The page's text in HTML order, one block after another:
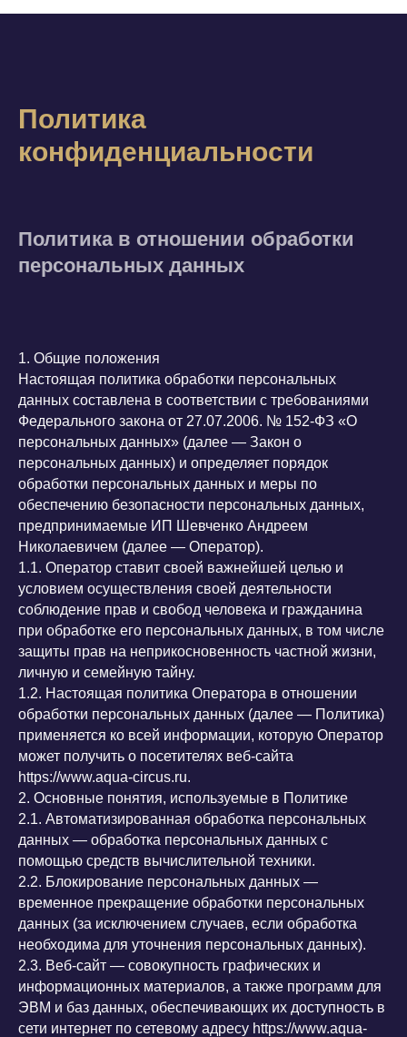
Политика
конфиденциальности
Политика в отношении обработки
персональных данных
1. Общие положения
Настоящая политика обработки персональных
данных составлена в соответствии с требованиями
Федерального закона от 27.07.2006. № 152-ФЗ «О
персональных данных» (далее — Закон о
персональных данных) и определяет порядок
обработки персональных данных и меры по
обеспечению безопасности персональных данных,
предпринимаемые ИП Шевченко Андреем
Николаевичем (далее — Оператор).
1.1. Оператор ставит своей важнейшей целью и
условием осуществления своей деятельности
соблюдение прав и свобод человека и гражданина
при обработке его персональных данных, в том числе
защиты прав на неприкосновенность частной жизни,
личную и семейную тайну.
1.2. Настоящая политика Оператора в отношении
обработки персональных данных (далее — Политика)
применяется ко всей информации, которую Оператор
может получить о посетителях веб-сайта
https://www.aqua-circus.ru.
2. Основные понятия, используемые в Политике
2.1. Автоматизированная обработка персональных
данных — обработка персональных данных с
помощью средств вычислительной техники.
2.2. Блокирование персональных данных —
временное прекращение обработки персональных
данных (за исключением случаев, если обработка
необходима для уточнения персональных данных).
2.3. Веб-сайт — совокупность графических и
информационных материалов, а также программ для
ЭВМ и баз данных, обеспечивающих их доступность в
сети интернет по сетевому адресу https://www.aqua-